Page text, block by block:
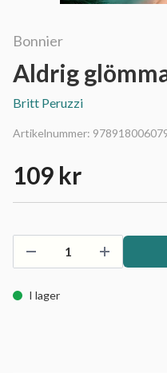
Bonnier
Aldrig
Britt Peruzzi
Artikelnummer:
109 kr
I lager